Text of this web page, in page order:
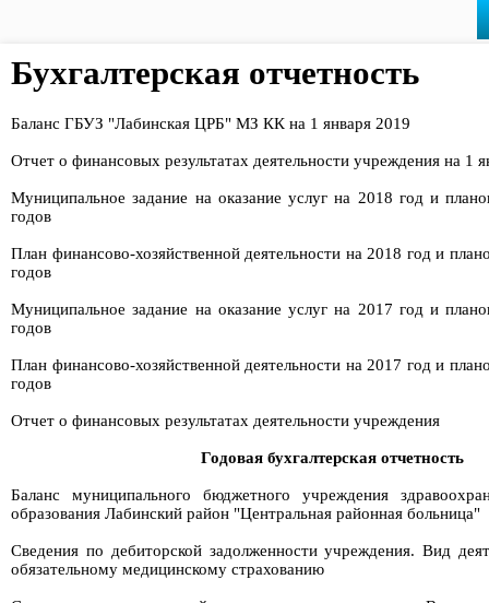
Бухгалтерская отчетность
Баланс ГБУЗ "Лабинская ЦРБ" МЗ КК на 1 января 2019
Отчет о финансовых результатах деятельности учреждения на 1
Муниципальное задание на оказание услуг на 2018 год и
годов
План финансово-хозяйственной деятельности на 2018 год и
годов
Муниципальное задание на оказание услуг на 2017 год и
годов
План финансово-хозяйственной деятельности на 2017 год и
годов
Отчет о финансовых результатах деятельности учреждения
Годовая бухгалтерская отчетность
Баланс муниципального бюджетного учреждения
образования Лабинский район "Центральная районная больница"
Сведения по дебиторской задолженности учреждения. Вид
обязательному медицинскому страхованию